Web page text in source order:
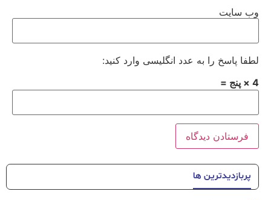
وب‌ سایت
لطفا پاسخ را به عدد انگلیسی وارد کنید:
4 × پنج =
پربازدیدترین ها